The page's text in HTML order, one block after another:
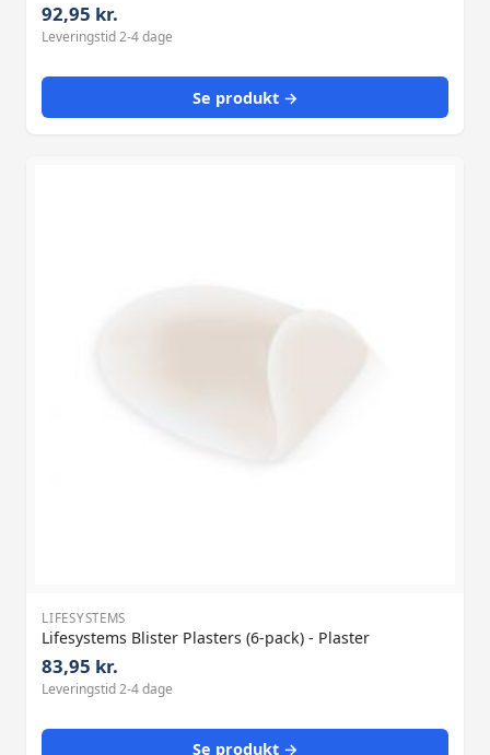
92,95 kr.
Leveringstid 2-4 dage
Se produkt →
LIFESYSTEMS
Lifesystems Blister Plasters (6-pack) - Plaster
83,95 kr.
Leveringstid 2-4 dage
Se produkt →